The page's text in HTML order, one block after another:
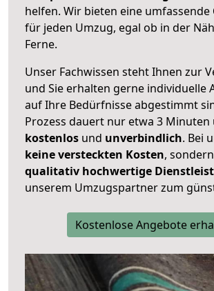
helfen. Wir bieten eine umfassende
für jeden Umzug, egal ob in der
Ferne.
Unser Fachwissen steht Ihnen zur
und Sie erhalten gerne individuelle
auf Ihre Bedürfnisse abgestimmt
Prozess dauert nur etwa 3 Minuten
kostenlos und unverbindlich. Bei
keine versteckten Kosten,
qualitativ hochwertige
unserem Umzugspartner zum
Kostenlose Angebote